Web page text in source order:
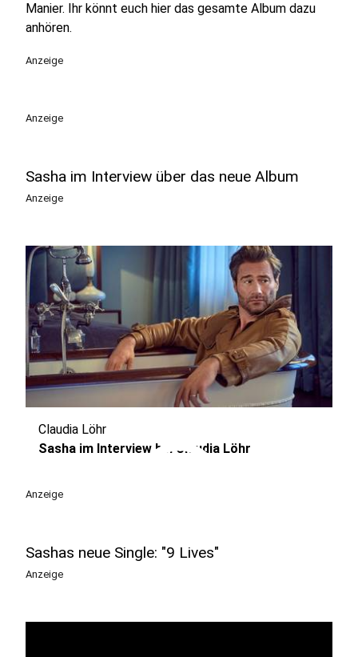
Manier. Ihr könnt euch hier das gesamte Album dazu
anhören.
Anzeige
Anzeige
Sasha im Interview über das neue Album
Anzeige
play_circle
Claudia Löhr
Sasha im Interview bei Claudia Löhr
Anzeige
Sashas neue Single: "9 Lives"
Anzeige